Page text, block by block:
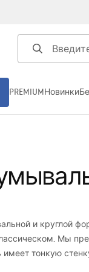
PREMIUMНовинки
и круглой
Мы
тонкую